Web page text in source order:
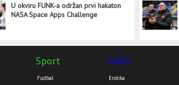
U okviru FUNK-a održan prvi hakaton
NASA Space Apps Challenge
Sport
Fudbal
Caffe
Erotika